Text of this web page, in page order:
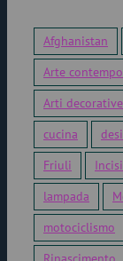
Afghanistan
Arte
Arti decorative
cucina
Friuli
lampada
motociclismo